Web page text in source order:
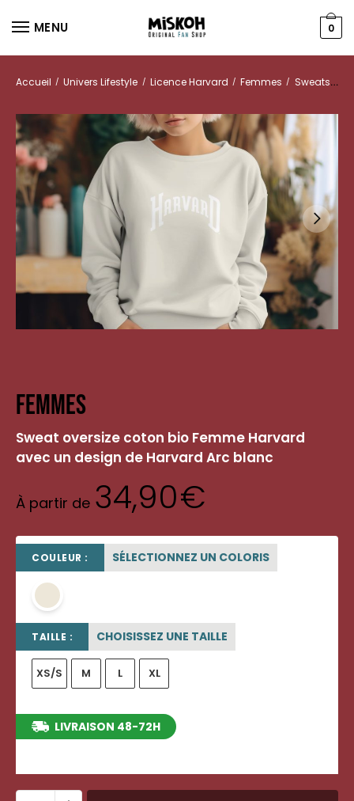
MENU 0
Accueil / Univers Lifestyle / Licence Harvard / Femmes / Sweats
Femmes
Sweat oversize coton bio Femme Harvard
avec un design de Harvard Arc blanc
À partir de 34,90€
COULEUR : SÉLECTIONNEZ UN COLORIS
TAILLE : CHOISISSEZ UNE TAILLE
XS/S M L XL
LIVRAISON 48-72H